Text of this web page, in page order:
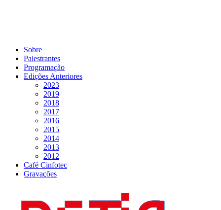
Sobre
Palestrantes
Programação
Edições Anteriores
2023
2019
2018
2017
2016
2015
2014
2013
2012
Café Cinfotec
Gravações